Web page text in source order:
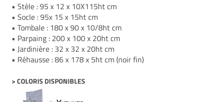
• Stèle : 95 x 12 x 10X115ht cm
• Socle : 95x 15 x 15ht cm
• Tombale : 180 x 90 x 10/8ht cm
• Parpaing : 200 x 100 x 20ht cm
• Jardinière : 32 x 32 x 20ht cm
• Réhausse : 86 x 178 x 5ht cm (noir fin)
> COLORIS DISPONIBLES